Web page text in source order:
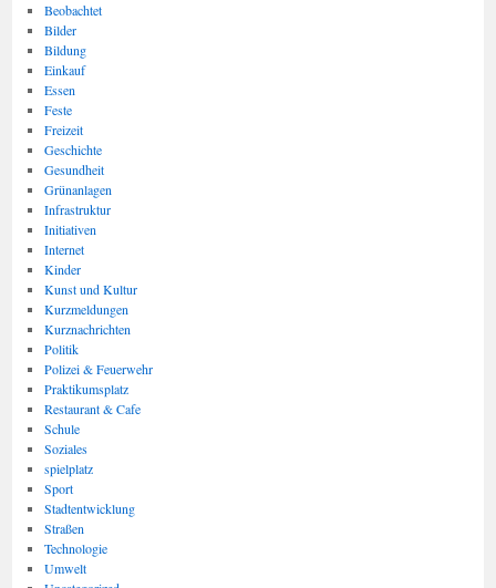
Beobachtet
Bilder
Bildung
Einkauf
Essen
Feste
Freizeit
Geschichte
Gesundheit
Grünanlagen
Infrastruktur
Initiativen
Internet
Kinder
Kunst und Kultur
Kurzmeldungen
Kurznachrichten
Politik
Polizei & Feuerwehr
Praktikumsplatz
Restaurant & Cafe
Schule
Soziales
spielplatz
Sport
Stadtentwicklung
Straßen
Technologie
Umwelt